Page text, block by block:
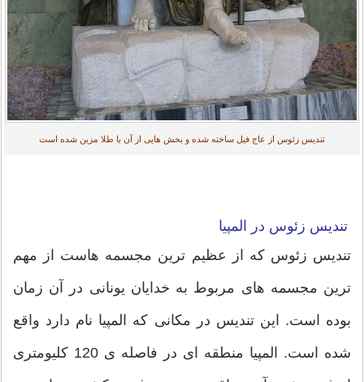
تندیس زئوس از عاج فیل ساخته شده و بخش هایی از آن با طلا مزین شده است
تندیس زئوس در المپیا
تندیس زئوس که از عظیم ترین مجسمه هاست از مهم
ترین مجسمه های مربوط به خدایان یونانی در آن زمان
بوده است. این تندیس در مکانی که المپیا نام دارد واقع
شده است. المپیا منطقه ای در فاصله ی 120 کلیومتری